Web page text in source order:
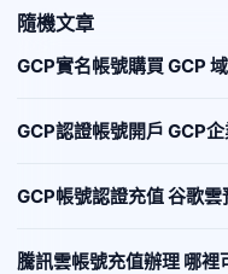
隨機文章
GCP實名帳號購買 GCP
GCP認證帳號開戶 GCP
GCP帳號認證充值 谷歌
騰訊雲帳號充值辦理 哪